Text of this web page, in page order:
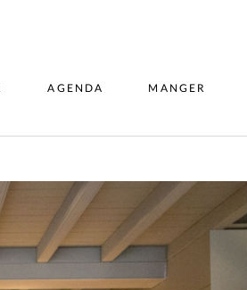
AGENDA MANGER